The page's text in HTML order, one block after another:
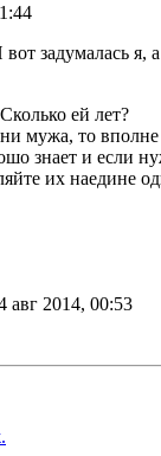
вот задумалась я,
ей лет?
мужа, то
знает и если
их наедине
авг 2014, 00:53